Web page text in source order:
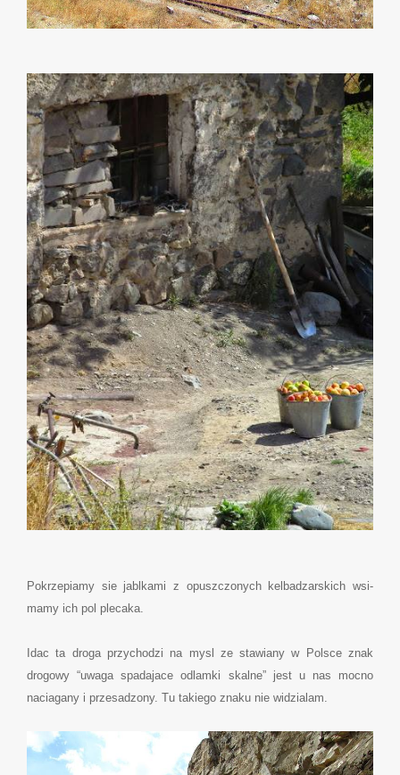
Pokrzepiamy sie jablkami z opuszczonych kelbadzarskich wsi-
mamy ich pol plecaka.
Idac ta droga przychodzi na mysl ze stawiany w Polsce znak
drogowy “uwaga spadajace odlamki skalne” jest u nas mocno
naciagany i przesadzony. Tu takiego znaku nie widzialam.